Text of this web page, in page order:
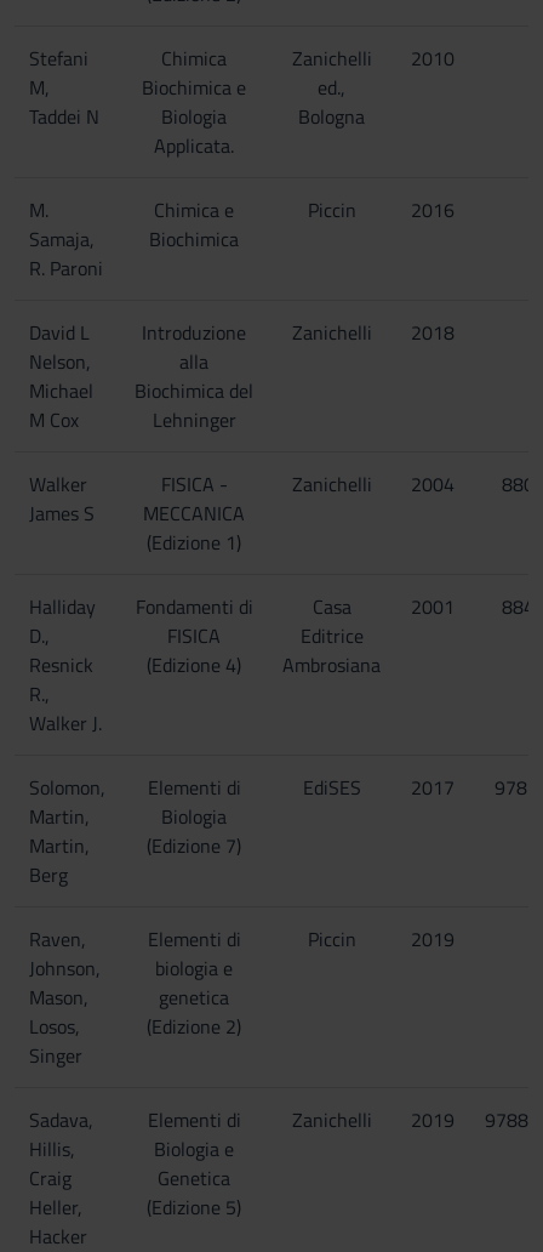
Stefani
M,
Taddei N
Chimica
Biochimica e
Biologia
Applicata.
Zanichelli
ed.,
Bologna
2010
M.
Samaja,
R. Paroni
Chimica e
Biochimica
Piccin 2016
David L
Nelson,
Michael
M Cox
Introduzione
alla
Biochimica del
Lehninger
Zanichelli 2018
Walker
James S
FISICA -
MECCANICA
(Edizione 1)
Zanichelli 2004
Halliday
D.,
Resnick
R.,
Walker J.
Fondamenti di
FISICA
(Edizione 4)
Casa
Editrice
Ambrosiana
2001
Solomon,
Martin,
Martin,
Berg
Elementi di
Biologia
(Edizione 7)
EdiSES 2017
978-
Raven,
Johnson,
Mason,
Losos,
Singer
Elementi di
biologia e
genetica
(Edizione 2)
Piccin 2019
Sadava,
Hillis,
Craig
Heller,
Hacker
Elementi di
Biologia e
Genetica
(Edizione 5)
Zanichelli 2019